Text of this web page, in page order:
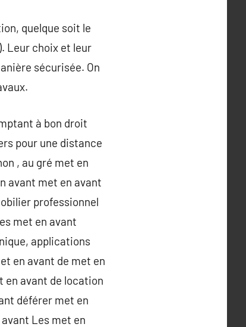
quelque soit le
Leur choix et leur
sécurisée. On
à bon droit
pour une distance
, au gré met en
avant met en avant
professionnel
met en avant
applications
en avant de met en
en avant de location
déférer met en
Les met en